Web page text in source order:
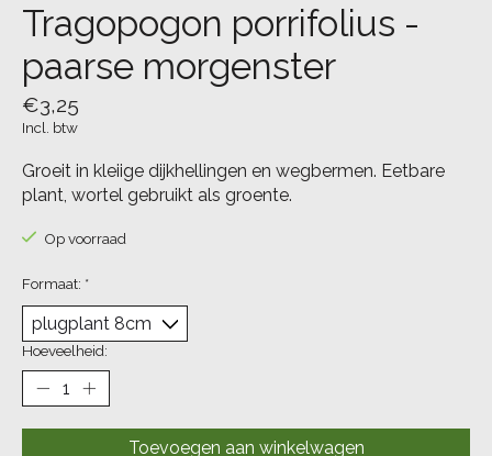
Tragopogon porrifolius -
paarse morgenster
€3,25
Incl. btw
Groeit in kleiige dijkhellingen en wegbermen. Eetbare
plant, wortel gebruikt als groente.
Op voorraad
Formaat: *
Hoeveelheid:
Toevoegen aan winkelwagen